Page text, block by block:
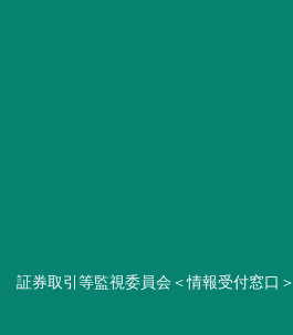
証券取引等監視委員会＜情報受付窓口＞